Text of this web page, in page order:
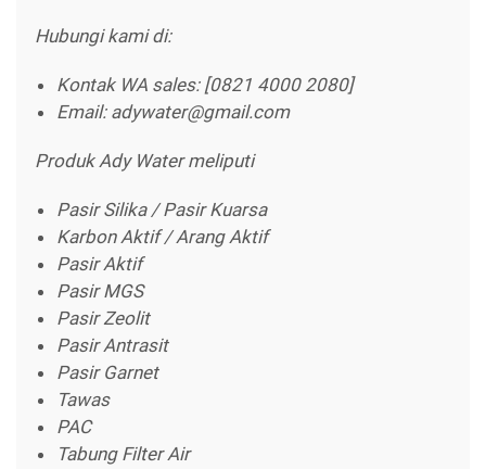
Hubungi kami di:
Kontak WA sales: [0821 4000 2080]
Email: adywater@gmail.com
Produk Ady Water meliputi
Pasir Silika / Pasir Kuarsa
Karbon Aktif / Arang Aktif
Pasir Aktif
Pasir MGS
Pasir Zeolit
Pasir Antrasit
Pasir Garnet
Tawas
PAC
Tabung Filter Air